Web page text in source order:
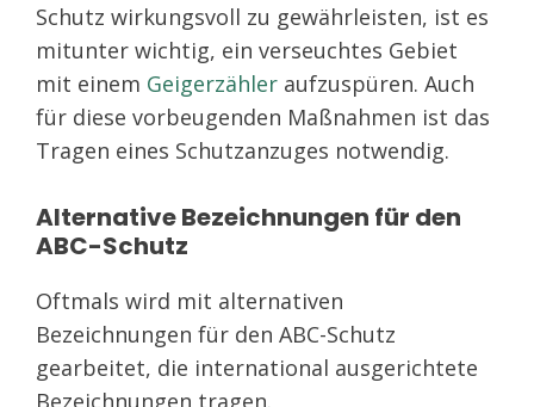
Schutz wirkungsvoll zu gewährleisten, ist es
mitunter wichtig, ein verseuchtes Gebiet
mit einem Geigerzähler aufzuspüren. Auch
für diese vorbeugenden Maßnahmen ist das
Tragen eines Schutzanzuges notwendig.
Alternative Bezeichnungen für den
ABC-Schutz
Oftmals wird mit alternativen
Bezeichnungen für den ABC-Schutz
gearbeitet, die international ausgerichtete